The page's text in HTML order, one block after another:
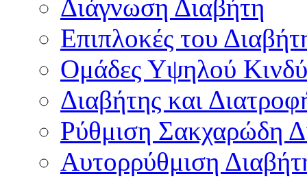
Διάγνωση Διαβήτη
Επιπλοκές του
Oμάδες Υψηλού
Διαβήτης και
Ρύθμιση Σακχαρώδη
Αυτορρύθμιση